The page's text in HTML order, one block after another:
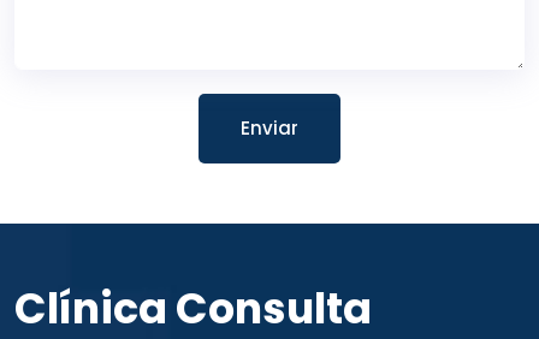
Enviar
Clínica Consulta